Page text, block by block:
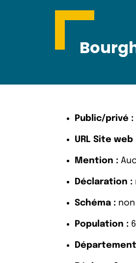
Public/privé :
URL Site web
Mention :
Déclaration :
Schéma : non
Population :